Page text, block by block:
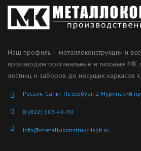
Наш профиль – металлоконструкции и
производим оригинальные и типовые МК
лестниц и заборов до несущих каркасов
Россия, Санкт-Петербург, 2 Муринский
8 (812) 603-49-30
info@metallokonstrukciispb.ru